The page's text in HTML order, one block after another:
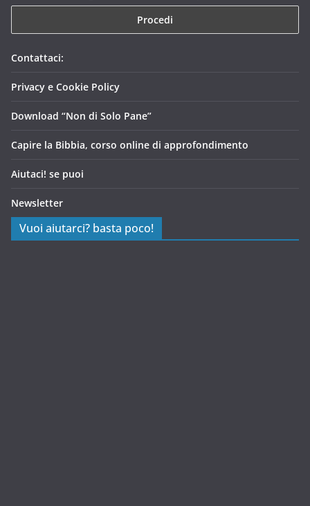
Contattaci:
Privacy e Cookie Policy
Download “Non di Solo Pane”
Capire la Bibbia, corso online di approfondimento
Aiutaci! se puoi
Newsletter
Vuoi aiutarci? basta poco!